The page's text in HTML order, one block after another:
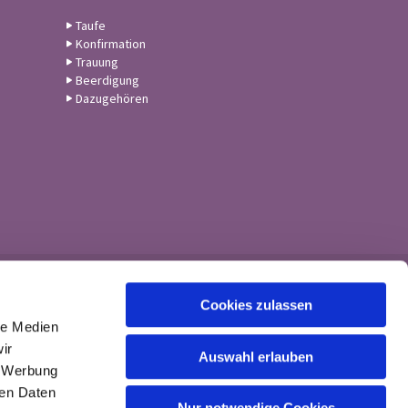
Medien
Daten
Cookies zulassen
Auswahl erlauben
Taufe
Konfirmation
Trauung
Beerdigung
Dazugehören